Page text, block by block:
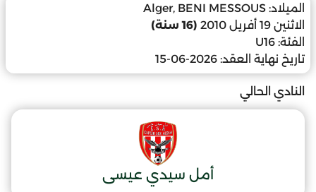
الميلاد: Alger, BENI MESSOUS
الاثنين 19 أفريل 2010
(16 سنة)
الفئة: U16
تاريخ نهاية العقد: 2026-06-15
النادي الحالي
أمل سيدي عيسى